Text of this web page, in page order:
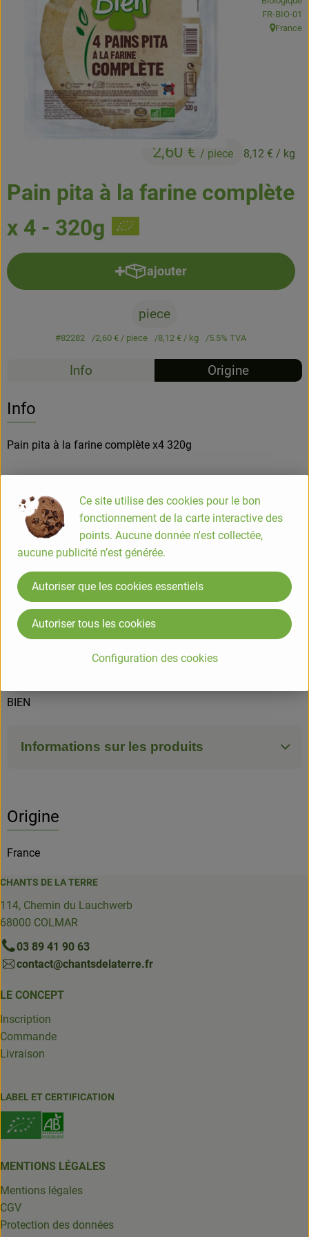
Boissons
Accessoires et divers
Cosmétique et hygiène
C'est nous
Pain pita à la farine complète
x 4 - 320g
2,60 € / piece 8,12 € / kg
, Autorité
FR-BIO-01
, Origine:
France
ajouter
Ajouter le produit au panier
piece
#82282 2,60 €/ piece 8,12 €/ kg 5.5% TVA
Info Origine
Info
Pain pita à la farine complète x4 320g
farine complète, facile à préparer, idéal pour réaliser des
sansdwichs, des légumes grillés ou toute autre garniture,
texture moelleuse.
COMPOSITION
Farine de BLE*/** 52%, eau, farine complète de BLE*/** 15%,
levain de BLE d'épeautre dévitalisé*, GLUTEN DE BLE*,
levure, sel, vinaigre d'alcool*, sucre de canne roux*, agent de
traitement de la farine : acide ascorbique. Traces éventuelles
d'ufs. *Ingrédients issus de l'Agriculture Biologique.
BIEN
Informations sur les produits
Origine
France
CHANTS DE LA TERRE
114, Chemin du Lauchwerb
68000 COLMAR
03 89 41 90 63
contact@chantsdelaterre.fr
LE CONCEPT
Inscription
Commande
Livraison
LABEL ET CERTIFICATION
MENTIONS LÉGALES
Mentions légales
CGV
Protection des données
Ce site utilise des cookies pour le bon
fonctionnement de la carte interactive des
points. Aucune donnée n'est collectée,
aucune publicité n’est générée.
Configuration des cookies
Autoriser que les cookies essentiels
Autoriser tous les cookies